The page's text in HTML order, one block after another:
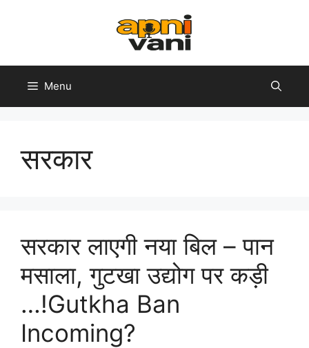
Menu
सरकार
सरकार लाएगी नया बिल – पान
मसाला, गुटखा उद्योग पर कड़ी
…!Gutkha Ban
Incoming?